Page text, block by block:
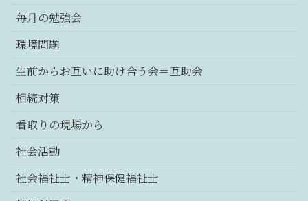
毎月の勉強会
環境問題
生前からお互いに助け合う会＝互助会
相続対策
看取りの現場から
社会活動
社会福祉士・精神保健福祉士